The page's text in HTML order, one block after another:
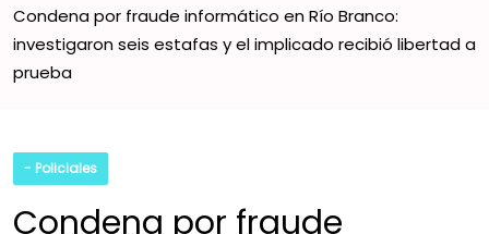
Condena por fraude informático en Río Branco:
investigaron seis estafas y el implicado recibió libertad a
prueba
- Policiales
Condena por fraude